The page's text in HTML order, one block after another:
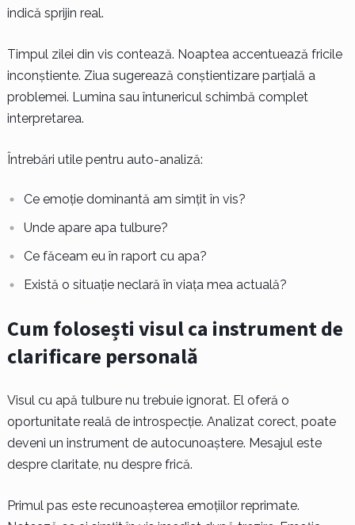
indică sprijin real.
Timpul zilei din vis contează. Noaptea accentuează fricile
inconștiente. Ziua sugerează conștientizare parțială a
problemei. Lumina sau întunericul schimbă complet
interpretarea.
Întrebări utile pentru auto-analiză:
Ce emoție dominantă am simțit în vis?
Unde apare apa tulbure?
Ce făceam eu în raport cu apa?
Există o situație neclară în viața mea actuală?
Cum folosești visul ca instrument de
clarificare personală
Visul cu apă tulbure nu trebuie ignorat. El oferă o
oportunitate reală de introspecție. Analizat corect, poate
deveni un instrument de autocunoaștere. Mesajul este
despre claritate, nu despre frică.
Primul pas este recunoașterea emoțiilor reprimate.